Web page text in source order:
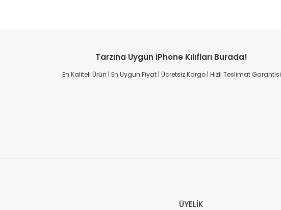
Tarzına Uygun iPhone Kılıfları Burada!
En Kaliteli Ürün | En Uygun Fiyat | Ücretsiz Kargo | Hızlı Teslimat Garantisi
ÜYELİK